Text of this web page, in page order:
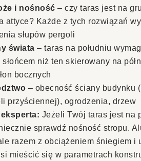
i nośność – czy taras jest na
attyce? Każde z tych rozwiązań
słupów pergoli
świata – taras na południu
słońcem niż ten skierowany na
bocznych
– obecność ściany budynku
przyściennej), ogrodzenia, drzew
Jeżeli Twój taras jest na
sprawdź nośność stropu.
razem z obciążeniem śniegiem i
mieścić się w parametrach